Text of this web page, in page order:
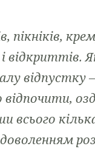
відкриттів.
відпустку